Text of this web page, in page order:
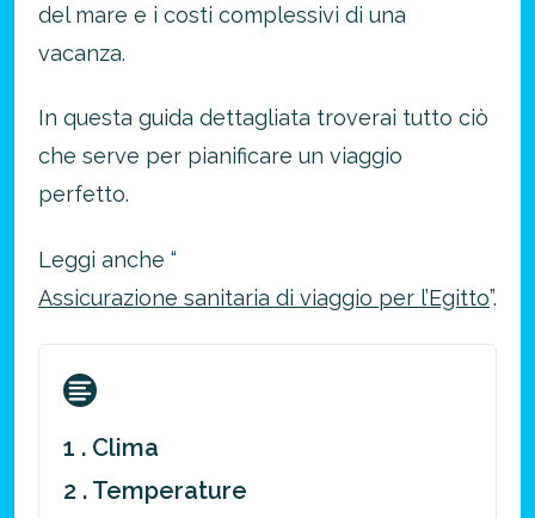
del mare e i costi complessivi di una
vacanza.
In questa guida dettagliata troverai tutto ciò
che serve per pianificare un viaggio
perfetto.
Leggi anche “
Assicurazione sanitaria di viaggio per l’Egitto”.
1 . Clima
2 . Temperature